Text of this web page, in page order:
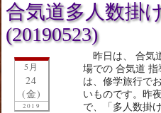
合気道多人数掛
(20190523)
5月
24
(金)
2019
昨日は、 合気
場での 合気道
は、修学旅行で
いものです。昨
で、「多人数掛